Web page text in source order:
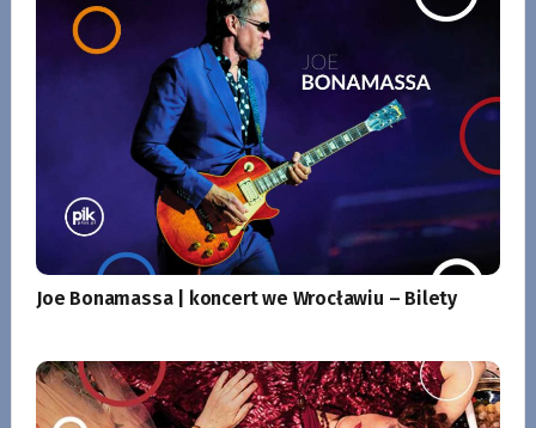
Joe Bonamassa | koncert we Wrocławiu – Bilety